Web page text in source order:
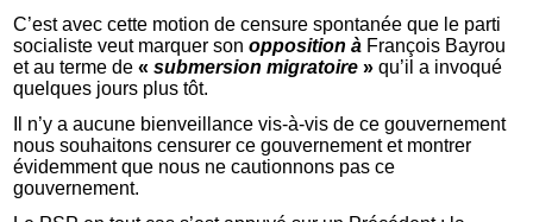
C’est avec cette motion de censure spontanée que le parti
socialiste veut marquer sonopposition à François Bayrou
et au terme de «submersion migratoire » qu’il a invoqué
quelques jours plus tôt.
Il n’y a aucune bienveillance vis-à-vis de ce gouvernement
nous souhaitons censurer ce gouvernement et montrer
évidemment que nous ne cautionnons pas ce
gouvernement.